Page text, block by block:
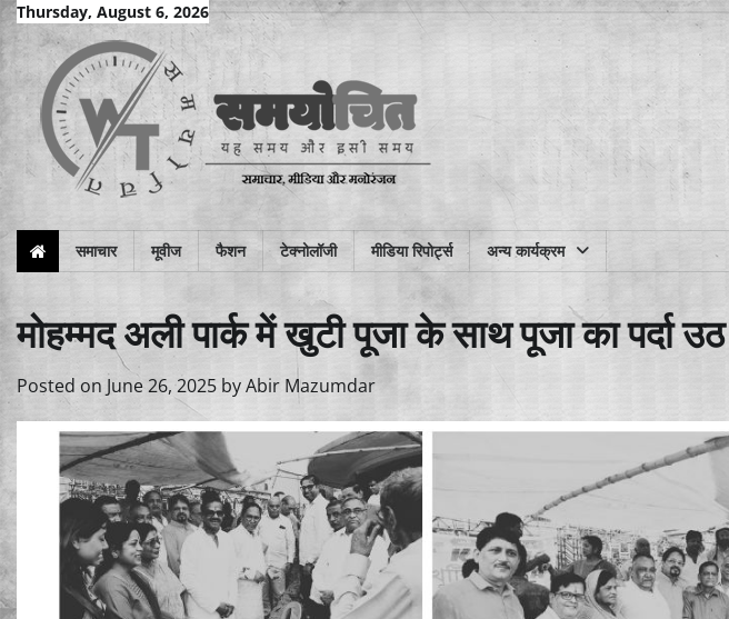
Skip
to
content
Thursday, August 6, 2026
समाचार मूवीज फैशन टेक्नोलॉजी मीडिया रिपोर्ट्स अन्य कार्यक्रम
मोहम्मद अली पार्क में खुटी पूजा के साथ पूजा का पर्दा
Posted on June 26, 2025 byAbir Mazumdar